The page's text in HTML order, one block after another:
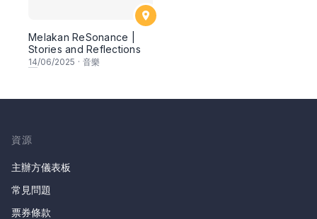
Melakan ReSonance |
Stories and Reflections
14/06/2025 · 音樂
資源
主辦方儀表板
常見問題
票券條款